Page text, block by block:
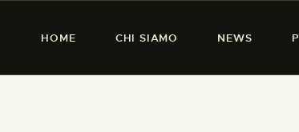
HOME CHI SIAMO NEWS